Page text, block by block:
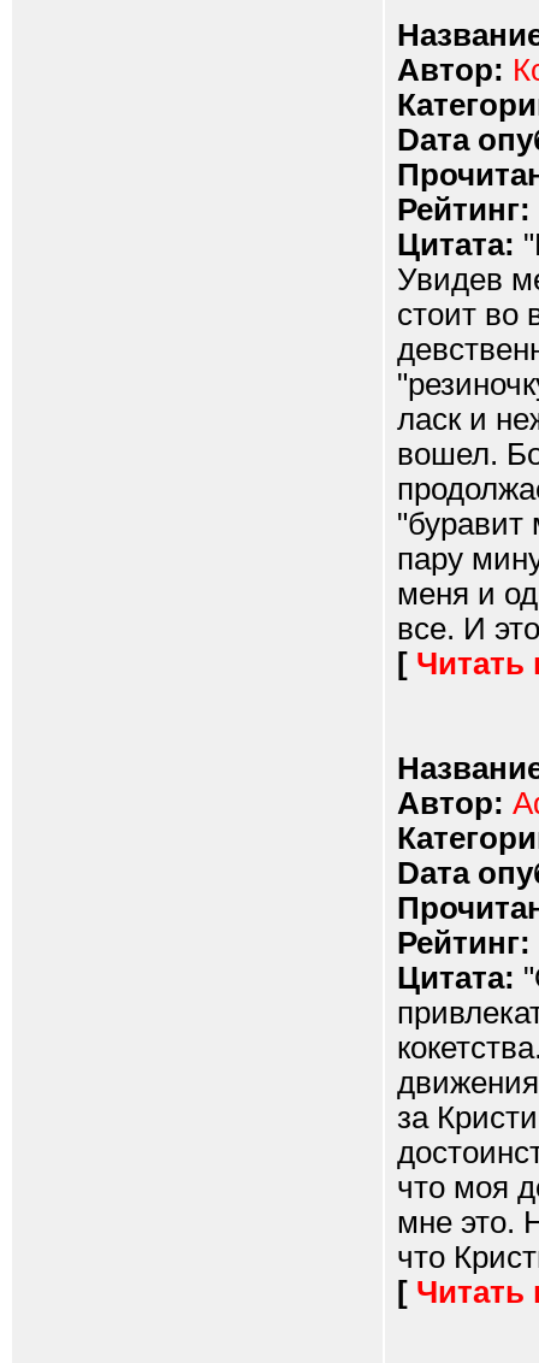
Автор:
Dата
Рейтинг:
Цитата:
Увидев
стоит во
ласк и
вошел.
пару
меня и
все. И
[ Читать
Автор:
Dата
Рейтинг:
Цитата:
за
что моя
мне это.
что
[ Читать